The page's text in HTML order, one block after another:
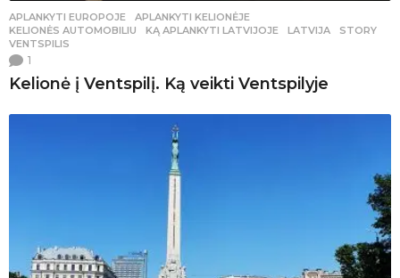
APLANKYTI EUROPOJE ,APLANKYTI KELIONĖJE
KELIONĖS AUTOMOBILIU
KĄ APLANKYTI LATVIJOJE ,LATVIJA ,STORY
VENTSPILIS
1
Kelionė į Ventspilį. Ką veikti Ventspilyje